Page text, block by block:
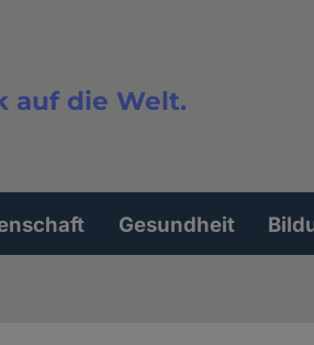
auf die Welt.
Gesundheit